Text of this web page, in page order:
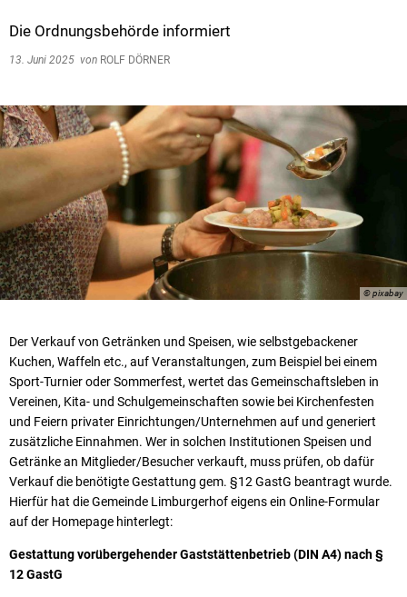
Die Ordnungsbehörde informiert
13. Juni 2025 von ROLF DÖRNER
© pixabay
Der Verkauf von Getränken und Speisen, wie selbstgebackener
Kuchen, Waffeln etc., auf Veranstaltungen, zum Beispiel bei einem
Sport-Turnier oder Sommerfest, wertet das Gemeinschaftsleben in
Vereinen, Kita- und Schulgemeinschaften sowie bei Kirchenfesten
und Feiern privater Einrichtungen/Unternehmen auf und generiert
zusätzliche Einnahmen. Wer in solchen Institutionen Speisen und
Getränke an Mitglieder/Besucher verkauft, muss prüfen, ob dafür
Verkauf die benötigte Gestattung gem. §12 GastG beantragt wurde.
Hierfür hat die Gemeinde Limburgerhof eigens ein Online-Formular
auf der Homepage hinterlegt:
Gestattung vorübergehender Gaststättenbetrieb (DIN A4) nach §
12 GastG